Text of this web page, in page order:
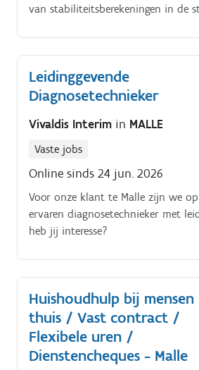
van stabiliteitsberekeningen in de
Leidinggevende
Diagnosetechnieker
Vivaldis Interim in MALLE
Vaste jobs
Online sinds 24 jun. 2026
Voor onze klant te Malle zijn we
ervaren diagnosetechnieker met
heb jij interesse?
Huishoudhulp bij mensen
thuis / Vast contract /
Flexibele uren /
Dienstencheques - Malle